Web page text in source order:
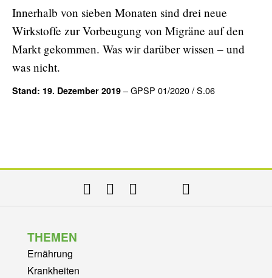
Innerhalb von sieben Monaten sind drei neue
Wirkstoffe zur Vorbeugung von Migräne auf den
Markt gekommen. Was wir darüber wissen – und
was nicht.
Stand: 19. Dezember 2019 – GPSP 01/2020 / S.06
THEMEN
Ernährung
Krankheiten